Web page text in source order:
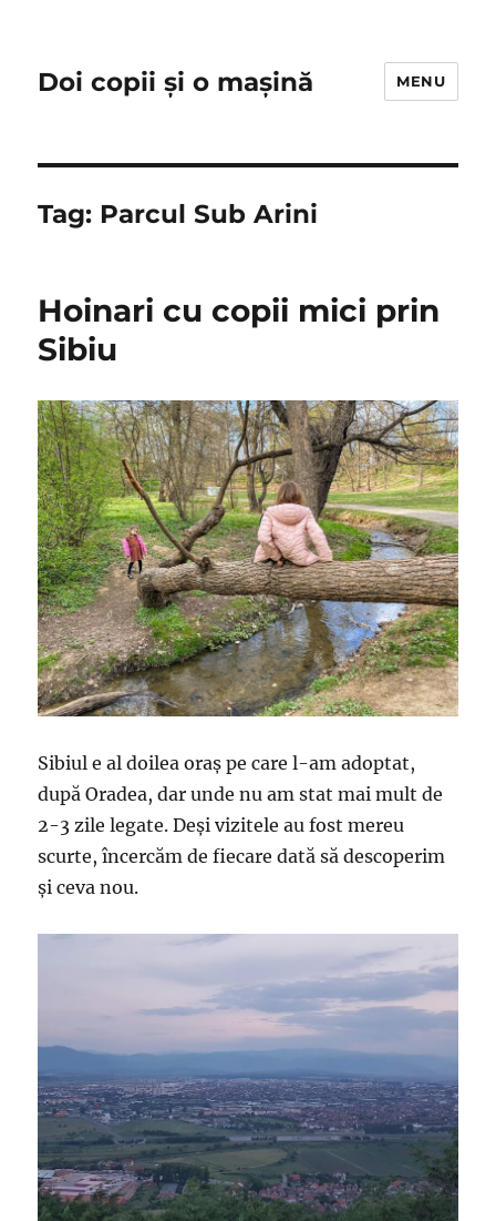
Doi copii și o mașină MENU
Tag: Parcul Sub Arini
Hoinari cu copii mici prin
Sibiu
Sibiul e al doilea oraș pe care l-am adoptat,
după Oradea, dar unde nu am stat mai mult de
2-3 zile legate. Deși vizitele au fost mereu
scurte, încercăm de fiecare dată să descoperim
și ceva nou.